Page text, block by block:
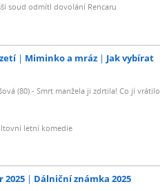
soud odmítl dovolání Rencaru
Miminko a mráz
Jak vybírat
(80) - Smrt manžela ji zdrtila! Co jí vrátilo
letní komedie
2025 Dálniční známka 2025